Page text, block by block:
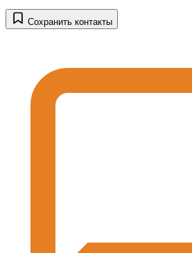
Сохранить контакты